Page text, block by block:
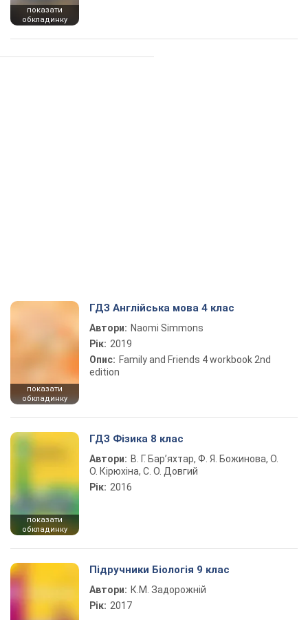
показати
обкладинку
показати
обкладинку
ГДЗ Англійська мова 4 клас
Автори: Naomi Simmons
Рік: 2019
Опис: Family and Friends 4 workbook 2nd
edition
показати
обкладинку
ГДЗ Фізика 8 клас
Автори: В. Г. Бар’яхтар, Ф. Я. Божинова, О.
О. Кірюхіна, С. О. Довгий
Рік: 2016
Підручники Біологія 9 клас
Автори: К.М. Задорожній
Рік: 2017